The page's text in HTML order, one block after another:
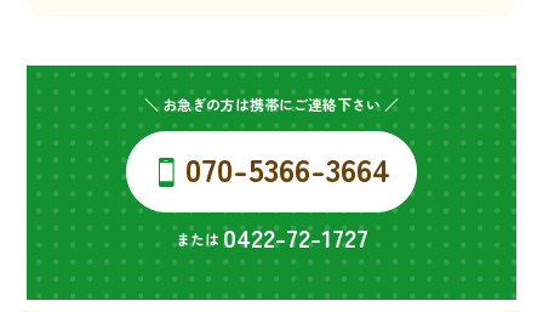
＼ お急ぎの方は携帯にご連絡下さい ／
070-5366-3664
または 0422-72-1727